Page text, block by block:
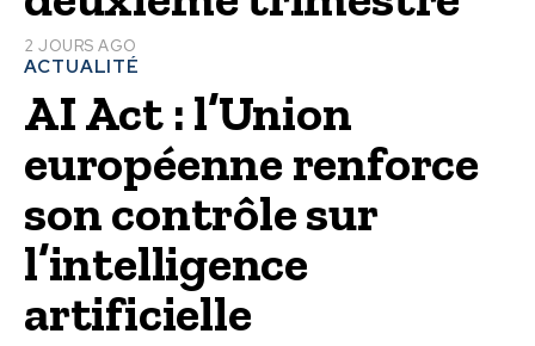
2 JOURS AGO
ACTUALITÉ
AI Act : l’Union
européenne renforce
son contrôle sur
l’intelligence
artificielle